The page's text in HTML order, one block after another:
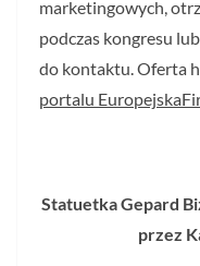
marketingowych,
podczas kongresu
do kontaktu. Oferta
portalu
Statuetka Gepard
przez